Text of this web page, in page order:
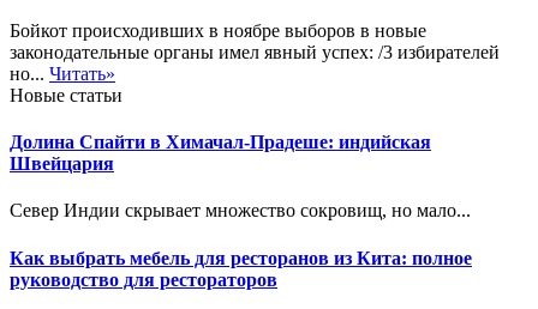
Бойкот происходивших в ноябре выборов в новые
законодательные органы имел явный успех: /3 избирателей
но... Читать»
Новые статьи
Долина Спайти в Химачал-Прадеше: индийская
Швейцария
Север Индии скрывает множество сокровищ, но мало...
Как выбрать мебель для ресторанов из Кита: полное
руководство для рестораторов